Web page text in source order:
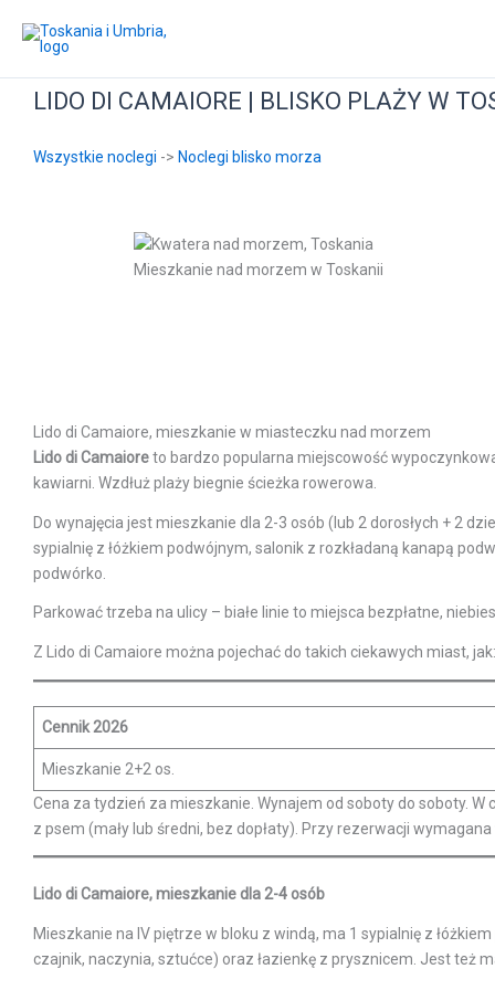
LIDO DI CAMAIORE | BLISKO PLAŻY W
Wszystkie noclegi -> Noclegi blisko morza
Mieszkanie nad morzem w Toskanii
Lido di Camaiore, mieszkanie w miasteczku nad morzem
Lido di Camaioreto bardzo popularna miejscowość
kawiarni. Wzdłuż plaży biegnie ścieżka rowerowa.
Do wynajęcia jest mieszkanie dla 2-3 osób (lub 2 dorosłych + 2
sypialnię z łóżkiem podwójnym, salonik z rozkładaną kanapą
podwórko.
Parkować trzeba na ulicy – białe linie to miejsca bezpłatne,
Z Lido di Camaiore można pojechać do takich ciekawych miast,
Cennik 2026
Mieszkanie 2+2 os.
Cena za tydzień za mieszkanie. Wynajem od soboty do soboty. W
z psem (mały lub średni, bez dopłaty). Przy rezerwacji wymagana
Lido di Camaiore, mieszkanie dla 2-4 osób
Mieszkanie na IV piętrze w bloku z windą, ma 1 sypialnię z
czajnik, naczynia, sztućce) oraz łazienkę z prysznicem. Jest też